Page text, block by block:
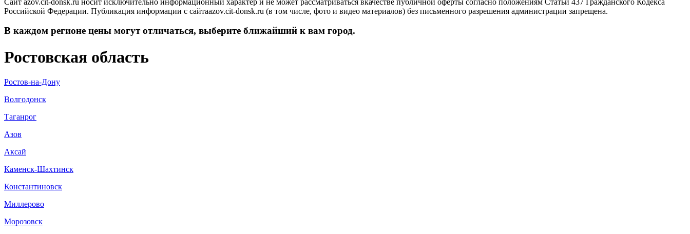
Российской Федерации. Публикация информации с сайтаazov.cit-donsk.ru (в том числе, фото и видео материалов) без письменного разрешения администрации запрещена.
В каждом регионе цены могут отличаться, выберите ближайший к вам город.
Ростовская область
Ростов-на-Дону
Волгодонск
Таганрог
Азов
Аксай
Каменск-Шахтинск
Константиновск
Миллерово
Морозовск